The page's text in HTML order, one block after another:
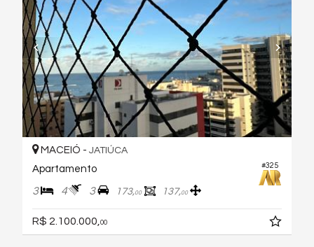
#325
MACEIÓ - JATIÚCA
Apartamento
3 4 3 173,00 137,00
R$ 2.100.000, 00